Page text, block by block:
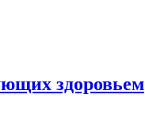
здоровьем